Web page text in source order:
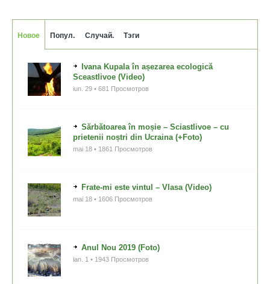
Новое Попул. Случай. Тэги
Ivana Kupala în așezarea ecologică
Sceastlivoe (Video)
iun. 29 • 681 Просмотров
Sărbătoarea în moșie – Sciastlivoe – cu
prietenii noștri din Ucraina (+Foto)
mai 18 • 1861 Просмотров
Frate-mi este vintul – Vlasa (Video)
mai 18 • 1606 Просмотров
Anul Nou 2019 (Foto)
ian. 1 • 1943 Просмотров